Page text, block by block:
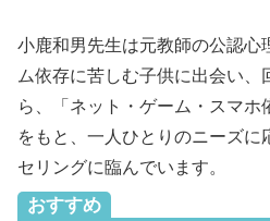
小鹿和男先生は元教師の公認心
ム依存に苦しむ子供に出会い
ら、「ネット・ゲーム・スマホ
をもと、一人ひとりのニーズに
セリングに臨んでいます。
おすすめ